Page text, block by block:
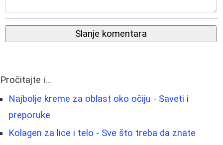
Slanje komentara
Pročitajte i...
Najbolje kreme za oblast oko očiju - Saveti i
preporuke
Kolagen za lice i telo - Sve što treba da znate